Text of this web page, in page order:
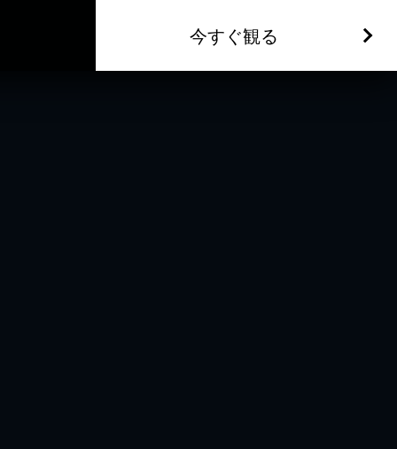
今すぐ観る